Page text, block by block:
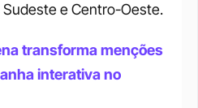
e Centro-Oeste.
transforma menções
interativa no